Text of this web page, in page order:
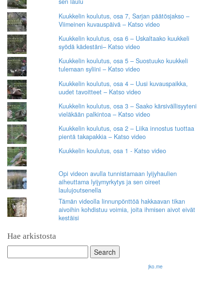
Kuukkelin koulutus, osa 7, Sarjan päätösjakso –
Viimeinen kuvauspäivä – Katso video
Kuukkelin koulutus, osa 6 – Uskaltaako kuukkeli
syödä kädestäni– Katso video
Kuukkelin koulutus, osa 5 – Suostuuko kuukkeli
tulemaan syliini – Katso video
Kuukkelin koulutus, osa 4 – Uusi kuvauspaikka,
uudet tavoitteet – Katso video
Kuukkelin koulutus, osa 3 – Saako kärsivällisyyteni
vieläkään palkintoa – Katso video
Kuukkelin koulutus, osa 2 – Liika innostus tuottaa
pientä takapakkia – Katso video
Kuukkelin koulutus, osa 1 - Katso video
Opi videon avulla tunnistamaan lyijyhaulien
aiheuttama lyijymyrkytys ja sen oireet
laulujoutsenella
Tämän videolla linnunpönttöä hakkaavan tikan
aivoihin kohdistuu voimia, joita ihmisen aivot eivät
kestäisi
Hae arkistosta
for:
jko.me